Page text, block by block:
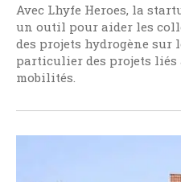
Avec Lhyfe Heroes, la
un outil pour aider les
des projets hydrogène sur
particulier des projets liés
mobilités.